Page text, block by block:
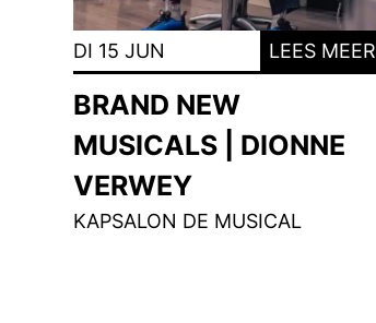
DI 15 JUN LEES MEER
BRAND NEW
MUSICALS | DIONNE
VERWEY
KAPSALON DE MUSICAL